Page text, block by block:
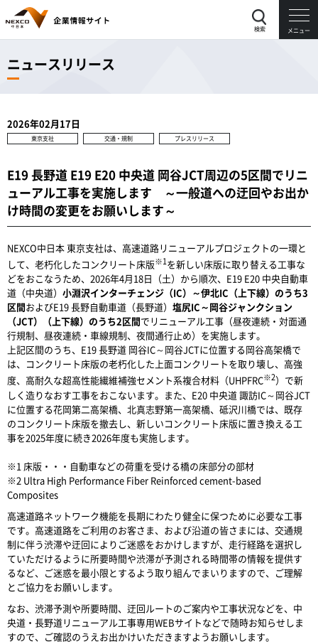
検索 メニュー
ニュースリリース
2026年02月17日
東京支社 交通・規制 プレスリリース
E19 長野道 E19 E20 中央道 岡谷JCT周辺の5区間でリニ
ューアル工事を実施します ～一般道への迂回やお出か
け時間の変更をお願いします～
NEXCO中日本 東京支社は、高速道路リニューアルプロジェクトの一環と
して、老朽化したコンクリート床版※1を新しい床版に取り替える工事な
どをおこなうため、2026年4月18日（土）から順次、E19 E20 中央自動車
道（中央道） 小淵沢インターチェンジ（IC）～伊北IC（上下線）のうち3
区間およびE19 長野自動車道（長野道） 塩尻IC～岡谷ジャンクション
（JCT）（上下線）のうち2区間でリニューアル工事（昼夜連続・対面通
行規制、昼夜連続・車線規制、夜間通行止め）を実施します。
上記区間のうち、E19 長野道 岡谷IC～岡谷JCTに位置する岡谷高架橋で
は、コンクリート床版の老朽化した上面コンクリートを取り壊し、高強
度、高耐久な超高性能繊維補強セメント系複合材料（UHPFRC※2）で新
しく造りなおす工事をおこないます。また、E20 中央道 諏訪IC～岡谷JCT
に位置する花岡第二高架橋、北真志野第一高架橋、砥沢川橋では、既存
のコンクリート床版を撤去し、新しいコンクリート床版に置き換える工
事を2025年度に続き2026年度も実施します。
※1 床版・・・自動車などの荷重を受ける橋の床部分の部材
※2 Ultra High Performance Fiber Reinforced cement-based
Composites
高速道路ネットワーク機能を長期にわたり健全に保つために必要な工事
です。高速道路をご利用のお客さま、および沿道の皆さまには、交通規
制に伴う渋滞や迂回によりご迷惑をおかけしますが、走行経路を選択し
ていただけるように所要時間や渋滞が予測される時間帯の情報を提供す
るなど、ご迷惑を最小限とするよう取り組んでまいりますので、ご理解
とご協力をお願いします。
なお、渋滞予測や所要時間、迂回ルートのご案内や工事状況などを、中
央道・長野道リニューアル工事専用WEBサイトなどで随時お知らせしま
すので、ご確認のうえお出かけいただきますようお願いします。